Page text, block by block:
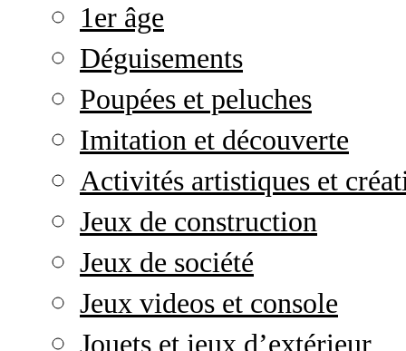
1er âge
Déguisements
Poupées et peluches
Imitation et découverte
Activités artistiques et
Jeux de construction
Jeux de société
Jeux videos et console
Jouets et jeux d’extérieur